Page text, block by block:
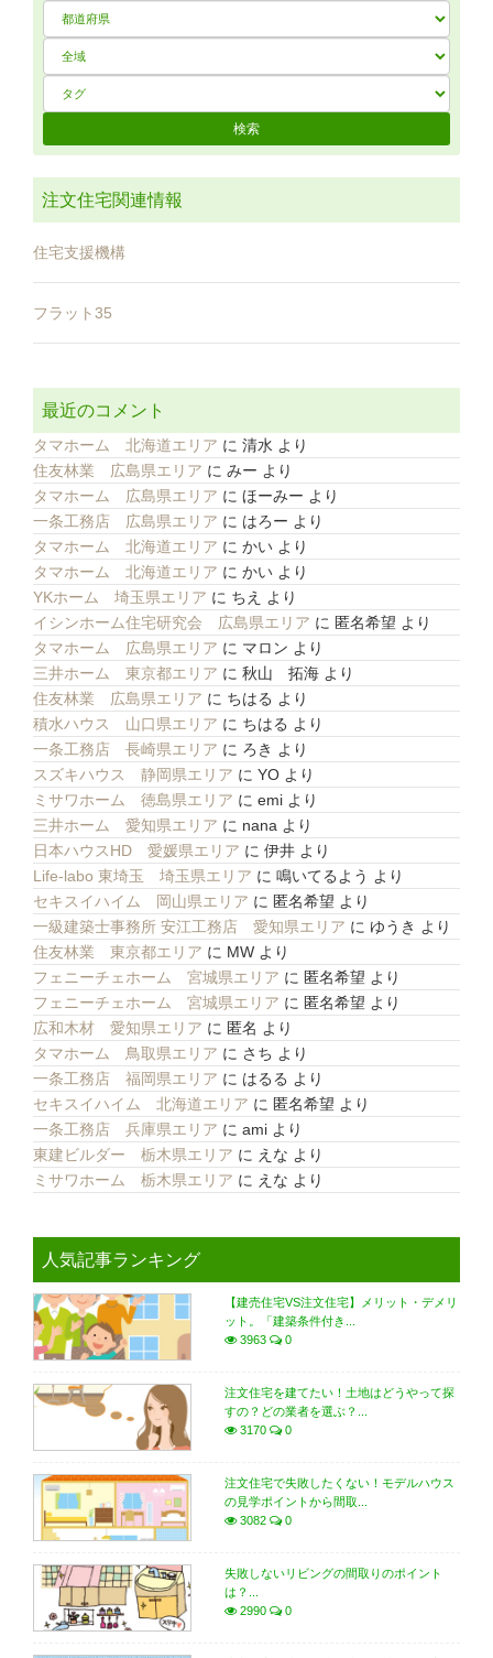
注文住宅関連情報
住宅支援機構
フラット35
最近のコメント
タマホーム 北海道エリア に 清水 より
住友林業 広島県エリア に みー より
タマホーム 広島県エリア に ほーみー より
一条工務店 広島県エリア に はろー より
タマホーム 北海道エリア に かい より
タマホーム 北海道エリア に かい より
YKホーム 埼玉県エリア に ちえ
より
イシンホーム住宅研究会 広島県エリア に 匿名希望 より
タマホーム 広島県エリア に マロン より
三井ホーム 東京都エリア に 秋山 拓海 より
住友林業 広島県エリア に ちはる より
積水ハウス 山口県エリア に ちはる より
一条工務店 長崎県エリア に ろき より
スズキハウス 静岡県エリア に YO より
ミサワホーム 徳島県エリア に emi より
三井ホーム 愛知県エリア に nana より
日本ハウスHD 愛媛県エリア に 伊井 より
Life-labo 東埼玉 埼玉県エリア に 鳴いてるよう より
セキスイハイム 岡山県エリア に 匿名希望 より
一級建築士事務所 安江工務店 愛知県エリア に ゆうき より
住友林業 東京都エリア に MW より
フェニーチェホーム 宮城県エリア に 匿名希望 より
フェニーチェホーム 宮城県エリア に 匿名希望 より
広和木材 愛知県エリア に 匿名 より
タマホーム 鳥取県エリア に さち より
一条工務店 福岡県エリア に はるる より
セキスイハイム 北海道エリア に 匿名希望 より
一条工務店 兵庫県エリア に ami より
東建ビルダー 栃木県エリア に えな より
ミサワホーム 栃木県エリア に えな より
人気記事ランキング
【建売住宅VS注文住宅】メリット・デメリ
ット。「建築条件付き...
3963
0
注文住宅を建てたい！土地はどうやって探
すの？どの業者を選ぶ？...
3170
0
注文住宅で失敗したくない！モデルハウス
の見学ポイントから間取...
3082
0
失敗しないリビングの間取りのポイント
は？...
2990
0